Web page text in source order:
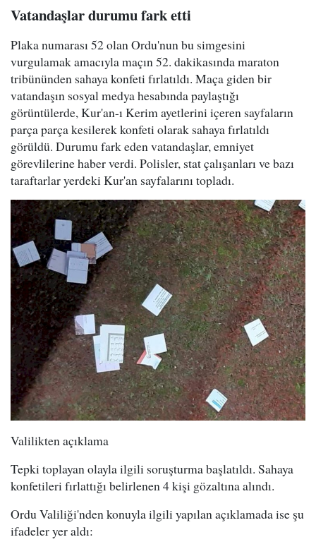
Vatandaşlar durumu fark etti
Plaka numarası 52 olan Ordu'nun bu simgesini
vurgulamak amacıyla maçın 52. dakikasında maraton
tribününden sahaya konfeti fırlatıldı. Maça giden bir
vatandaşın sosyal medya hesabında paylaştığı
görüntülerde, Kur'an-ı Kerim ayetlerini içeren sayfaların
parça parça kesilerek konfeti olarak sahaya fırlatıldı
görüldü. Durumu fark eden vatandaşlar, emniyet
görevlilerine haber verdi. Polisler, stat çalışanları ve bazı
taraftarlar yerdeki Kur'an sayfalarını topladı.
Valilikten açıklama
Tepki toplayan olayla ilgili soruşturma başlatıldı. Sahaya
konfetileri fırlattığı belirlenen 4 kişi gözaltına alındı.
Ordu Valiliği'nden konuyla ilgili yapılan açıklamada ise şu
ifadeler yer aldı: